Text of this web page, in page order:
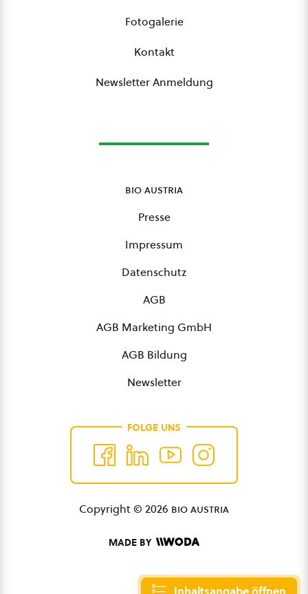
Fotogalerie
Kontakt
Newsletter Anmeldung
bio austria
Presse
Impressum
Datenschutz
AGB
AGB Marketing GmbH
AGB Bildung
Newsletter
FOLGE UNS
Copyright © 2026 bio austria
MADE BY